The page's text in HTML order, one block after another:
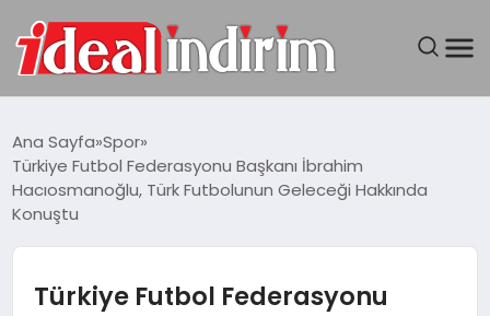
BILGISAYAR
SEYAHAT
Ana Sayfa Spor
Türkiye Futbol Federasyonu Başkanı İbrahim
Hacıosmanoğlu, Türk Futbolunun Geleceği Hakkında
Konuştu
Türkiye Futbol Federasyonu